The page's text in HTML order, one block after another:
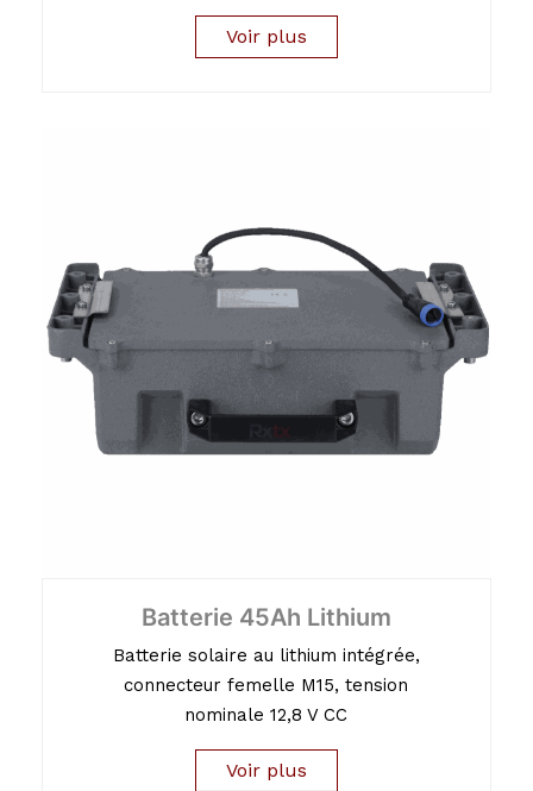
Voir plus
Batterie 45Ah Lithium
Batterie solaire au lithium intégrée,
connecteur femelle M15, tension
nominale 12,8 V CC
Voir plus